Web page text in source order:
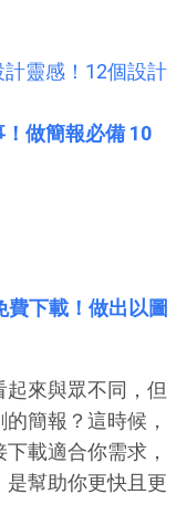
靈感！12個設計
做簡報必備 10
費下載！做出以圖
來與眾不同，但
簡報？這時候，
載適合你需求，
是幫助你更快且更